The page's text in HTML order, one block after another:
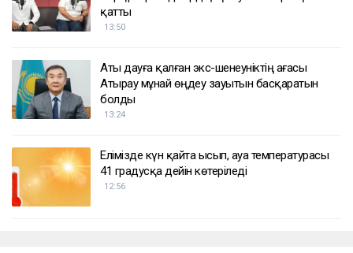
қатты
13:50
Аты дауға қалған экс-шенеуніктің ағасы
Атырау мұнай өңдеу зауытын басқаратын
болды
13:24
Елімізде күн қайта ысып, ауа температурасы
41 градусқа дейін көтеріледі
12:56